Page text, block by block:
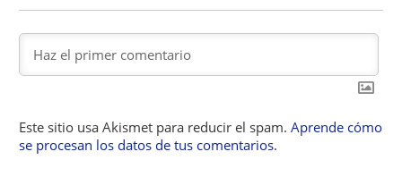
Este sitio usa Akismet para reducir el spam. Aprende cómo
se procesan los datos de tus comentarios.